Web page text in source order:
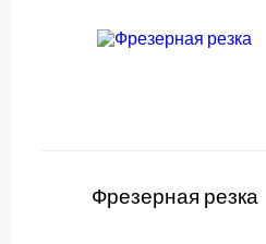
Фрезерная резка